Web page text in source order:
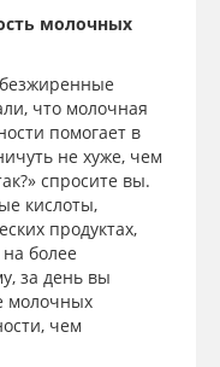
молочных
что молочная
помогает в
не хуже, чем
спросите вы.
кислоты,
продуктах,
более
за день вы
молочных
чем